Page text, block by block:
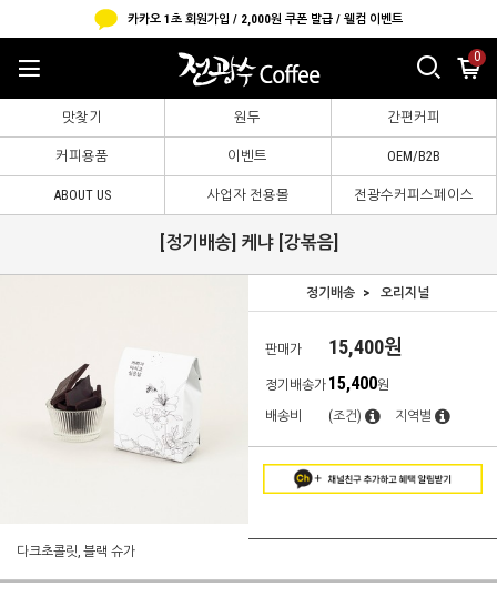
카카오 1초 회원가입 / 2,000원 쿠폰 발급 / 웰컴 이벤트
0
맛찾기 원두 간편커피
커피용품 이벤트 OEM/B2B
ABOUT US 사업자 전용몰 전광수커피스페이스
[정기배송] 케냐 [강볶음]
다크초콜릿, 블랙 슈가
정기배송 오리지널
판매가 15,400원
정기배송가 15,400원
배송비
(조건) 지역별